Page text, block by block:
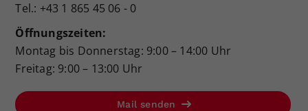
Tel.: +43 1 865 45 06 - 0
Öffnungszeiten:
Montag bis Donnerstag: 9:00 – 14:00 Uhr
Freitag: 9:00 – 13:00 Uhr
Mail senden